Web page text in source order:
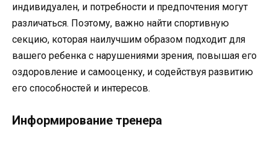
индивидуален, и потребности и предпочтения могут
различаться. Поэтому, важно найти спортивную
секцию, которая наилучшим образом подходит для
вашего ребенка с нарушениями зрения, повышая его
оздоровление и самооценку, и содействуя развитию
его способностей и интересов.
Информирование тренера